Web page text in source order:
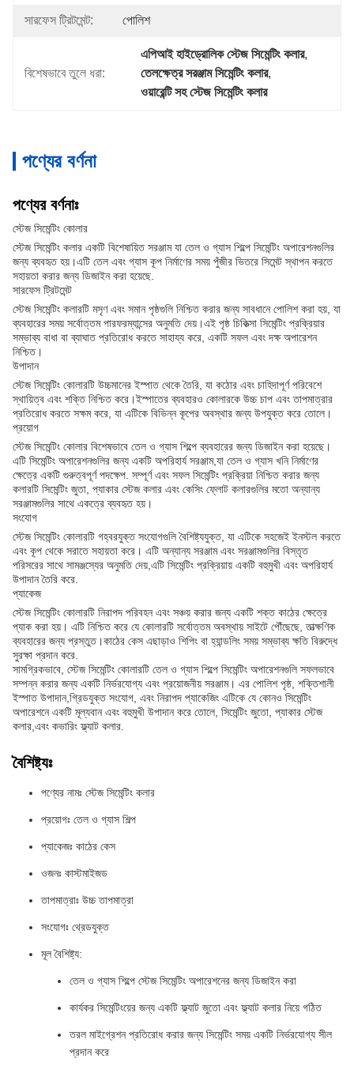
সারফেস ট্রিটমেন্ট: পোলিশ
বিশেষভাবে তুলে ধরা:
এপিআই হাইড্রোলিক স্টেজ সিমেন্টিং কলার,
তেলক্ষেত্র সরঞ্জাম সিমেন্টিং কলার,
ওয়ারেন্টি সহ স্টেজ সিমেন্টিং কলার
পণ্যের বর্ণনা
পণ্যের বর্ণনাঃ
স্টেজ সিমেন্টিং কোলার
স্টেজ সিমেন্টিং কলার একটি বিশেষায়িত সরঞ্জাম যা তেল ও গ্যাস শিল্পে সিমেন্টিং অপারেশনগুলির
জন্য ব্যবহৃত হয়।এটি তেল এবং গ্যাস কূপ নির্মাণের সময় পুঁজীর ভিতরে সিমেন্ট স্থাপন করতে
সহায়তা করার জন্য ডিজাইন করা হয়েছে.
সারফেস ট্রিটমেন্ট
স্টেজ সিমেন্টিং কলারটি মসৃণ এবং সমান পৃষ্ঠগুলি নিশ্চিত করার জন্য সাবধানে পোলিশ করা হয়, যা
ব্যবহারের সময় সর্বোত্তম পারফরম্যান্সের অনুমতি দেয়।এই পৃষ্ঠ চিকিত্সা সিমেন্টিং প্রক্রিয়ার
সম্ভাব্য বাধা বা ব্যাঘাত প্রতিরোধ করতে সাহায্য করে, একটি সফল এবং দক্ষ অপারেশন
নিশ্চিত।
উপাদান
স্টেজ সিমেন্টিং কোলারটি উচ্চমানের ইস্পাত থেকে তৈরি, যা কঠোর এবং চাহিদাপূর্ণ পরিবেশে
স্থায়িত্ব এবং শক্তি নিশ্চিত করে।ইস্পাতের ব্যবহারও কোলারকে উচ্চ চাপ এবং তাপমাত্রার
প্রতিরোধ করতে সক্ষম করে, যা এটিকে বিভিন্ন কূপের অবস্থার জন্য উপযুক্ত করে তোলে।
প্রয়োগ
স্টেজ সিমেন্টিং কোলার বিশেষভাবে তেল ও গ্যাস শিল্পে ব্যবহারের জন্য ডিজাইন করা হয়েছে।
এটি সিমেন্টিং অপারেশনগুলির জন্য একটি অপরিহার্য সরঞ্জাম,যা তেল ও গ্যাস খনি নির্মাণের
ক্ষেত্রে একটি গুরুত্বপূর্ণ পদক্ষেপ. সম্পূর্ণ এবং সফল সিমেন্টিং প্রক্রিয়া নিশ্চিত করার জন্য
কলারটি সিমেন্টিং জুতা, প্যাকার স্টেজ কলার এবং কেসিং ফ্লোট কলারগুলির মতো অন্যান্য
সরঞ্জামগুলির সাথে একত্রে ব্যবহৃত হয়।
সংযোগ
স্টেজ সিমেন্টিং কোলারটি গহ্বরযুক্ত সংযোগগুলি বৈশিষ্ট্যযুক্ত, যা এটিকে সহজেই ইনস্টল করতে
এবং কূপ থেকে সরাতে সহায়তা করে। এটি অন্যান্য সরঞ্জাম এবং সরঞ্জামগুলির বিস্তৃত
পরিসরের সাথে সামঞ্জস্যের অনুমতি দেয়,এটি সিমেন্টিং প্রক্রিয়ায় একটি বহুমুখী এবং অপরিহার্য
উপাদান তৈরি করে.
প্যাকেজ
স্টেজ সিমেন্টিং কোলারটি নিরাপদ পরিবহন এবং সঞ্চয় করার জন্য একটি শক্ত কাঠের ক্ষেত্রে
প্যাক করা হয়। এটি নিশ্চিত করে যে কোলারটি সর্বোত্তম অবস্থায় সাইটে পৌঁছেছে, তাত্ক্ষণিক
ব্যবহারের জন্য প্রস্তুত।কাঠের কেস এছাড়াও শিপিং বা হ্যান্ডলিং সময় সম্ভাব্য ক্ষতি বিরুদ্ধে
সুরক্ষা প্রদান করে.
সামগ্রিকভাবে, স্টেজ সিমেন্টিং কোলারটি তেল ও গ্যাস শিল্পে সিমেন্টিং অপারেশনগুলি সফলভাবে
সম্পন্ন করার জন্য একটি নির্ভরযোগ্য এবং প্রয়োজনীয় সরঞ্জাম। এর পোলিশ পৃষ্ঠ, শক্তিশালী
ইস্পাত উপাদান,গ্রিডযুক্ত সংযোগ, এবং নিরাপদ প্যাকেজিং এটিকে যে কোনও সিমেন্টিং
অপারেশনে একটি মূল্যবান এবং বহুমুখী উপাদান করে তোলে, সিমেন্টিং জুতো, প্যাকার স্টেজ
কলার,এবং কভারিং ফ্ল্যাট কলার.
বৈশিষ্ট্যঃ
পণ্যের নামঃ স্টেজ সিমেন্টিং কলার
প্রয়োগঃ তেল ও গ্যাস শিল্প
প্যাকেজঃ কাঠের কেস
ওজনঃ কাস্টমাইজড
তাপমাত্রাঃ উচ্চ তাপমাত্রা
সংযোগঃ থ্রেডযুক্ত
মূল বৈশিষ্ট্য:
তেল ও গ্যাস শিল্পে স্টেজ সিমেন্টিং অপারেশনের জন্য ডিজাইন করা
কার্যকর সিমেন্টিংয়ের জন্য একটি ফ্ল্যাট জুতো এবং ফ্ল্যাট কলার নিয়ে গঠিত
তরল মাইগ্রেশন প্রতিরোধ করার জন্য সিমেন্টিং সময় একটি নির্ভরযোগ্য সীল
প্রদান করে